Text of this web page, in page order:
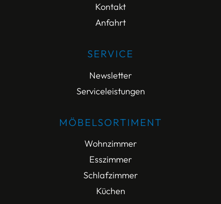
Kontakt
Anfahrt
SERVICE
Newsletter
Serviceleistungen
MÖBELSORTIMENT
Wohnzimmer
Esszimmer
Schlafzimmer
Küchen